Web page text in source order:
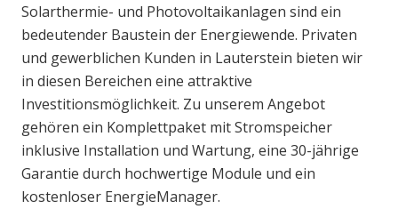
Solarthermie- und Photovoltaikanlagen sind ein
bedeutender Baustein der Energiewende. Privaten
und gewerblichen Kunden in Lauterstein bieten wir
in diesen Bereichen eine attraktive
Investitionsmöglichkeit. Zu unserem Angebot
gehören ein Komplettpaket mit Stromspeicher
inklusive Installation und Wartung, eine 30-jährige
Garantie durch hochwertige Module und ein
kostenloser EnergieManager.